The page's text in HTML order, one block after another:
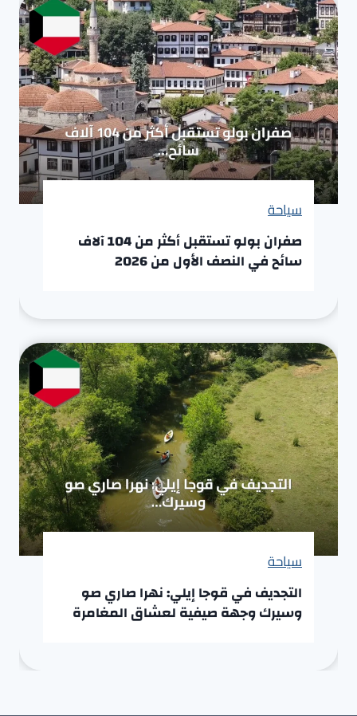
سياحة
صفران بولو تستقبل أكثر من 104 آلاف
سائح في النصف الأول من 2026
سياحة
التجديف في قوجا إيلي: نهرا صاري صو
وسيرك وجهة صيفية لعشاق المغامرة